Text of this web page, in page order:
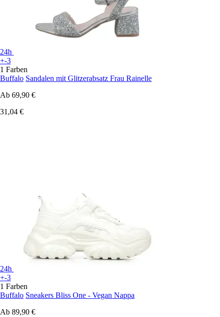
24h
+-3
1 Farben
Buffalo Sandalen mit Glitzerabsatz Frau Rainelle
Ab 69,90 €
31,04 €
24h
+-3
1 Farben
Buffalo Sneakers Bliss One - Vegan Nappa
Ab 89,90 €